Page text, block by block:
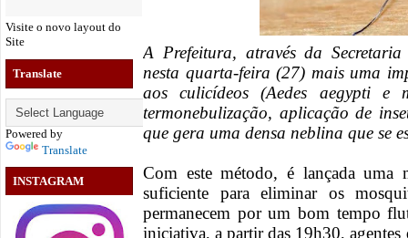
Visite o novo layout do
Site
Translate
Powered by
Translate
INSTAGRAM
A Prefeitura, através da
nesta quarta-feira (27) mais uma
aos culicídeos (Aedes aegypti e
termonebulização, aplicação de
que gera uma densa neblina que se
Com este método, é lançada uma
suficiente para eliminar os
permanecem por um bom tempo
iniciativa, a partir das 19h30, agentes